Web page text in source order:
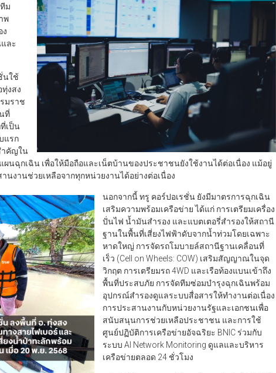
ม
พ
ง
ละ
นใช้
งสง
มราช
ที่
เป็น
แรก
ำคัญใน
นฉุกเฉิน เพื่อให้มือถือและเน็ตบ้านของประชาชนยังใช้งานได้ต่อเนื่อง แม้อยู่
งานช่วยเหลือจากทุกหน่วยงานได้อย่างต่อเนื่อง
นอกจากนี้ ทรู คอร์ปอเรชั่น ยังมีมาตรการฉุกเฉิน
เสริมความพร้อมเครือข่าย ได้แก่ การเตรียมเครื่อง
ปั่นไฟ น้ำมันสำรอง และแบตเตอรี่สำรองให้สถานี
ฐานในพื้นที่เสี่ยงไฟฟ้าดับจากน้ำท่วมโดยเฉพาะ
หาดใหญ่ การจัดรถโมบายล์สถานีฐานเคลื่อนที่
เร็ว (Cell on Wheels: COW) เสริมสัญญาณในจุด
วิกฤต การเตรียมรถ 4WD และเรือท้องแบนเข้าถึง
พื้นที่ประสบภัย การจัดทีมซ่อมบำรุงฉุกเฉินพร้อม
อุปกรณ์สำรองดูแลระบบสื่อสารให้ทำงานต่อเนื่อง
การประสานงานกับหน่วยงานรัฐและเอกชนเพื่อ
สนับสนุนการช่วยเหลือประชาชน และการใช้
ศูนย์ปฏิบัติการเครือข่ายอัจฉริยะ BNIC ร่วมกับ
ระบบ AI Network Monitoring ดูแลและบริหาร
เครือข่ายตลอด 24 ชั่วโมง